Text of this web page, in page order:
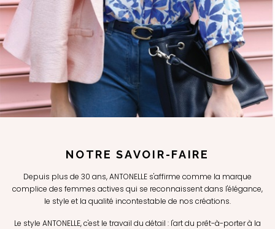
NOTRE SAVOIR-FAIRE
Depuis plus de 30 ans, ANTONELLE s'affirme comme la marque
complice des femmes actives qui se reconnaissent dans l'élégance,
le style et la qualité incontestable de nos créations.
Le style ANTONELLE, c'est le travail du détail : l'art du prêt-à-porter à la